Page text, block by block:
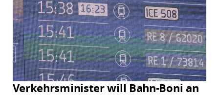
Verkehrsminister will Bahn-Boni an